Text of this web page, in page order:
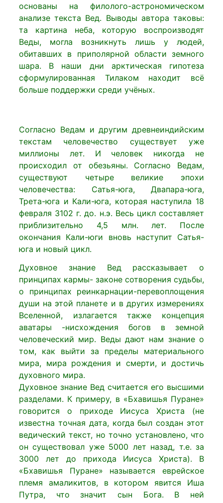
основаны на филолого-астрономическом
анализе текста Вед. Выводы автора таковы:
та картина неба, которую воспроизводят
Веды, могла возникнуть лишь у людей,
обитавших в приполярной области земного
шара. В наши дни арктическая гипотеза
сформулированная Тилаком находит всё
больше поддержки среди учёных.
Согласно Ведам и другим древнеиндийским
текстам человечество существует уже
миллионы лет. И человек никогда не
происходил от обезьяны. Согласно Ведам,
существуют четыре великие эпохи
человечества: Сатья-юга, Двапара-юга,
Трета-юга и Кали-юга, которая наступила 18
февраля 3102 г. до. н.э. Весь цикл составляет
приблизительно 4,5 млн. лет. После
окончания Кали-юги вновь наступит Сатья-
юга и новый цикл.
Духовное знание Вед рассказывает о
принципах кармы- законе сотворения судьбы,
о принципах реинкарнации-перевоплощения
души на этой планете и в других измерениях
Вселенной, излагается также концепция
аватары -нисхождения богов в земной
человеческий мир. Веды дают нам знание о
том, как выйти за пределы материального
мира, мира рождения и смерти, и достичь
духовного мира.
Духовное знание Вед считается его высшими
разделами. К примеру, в «Бхавишья Пуране»
говорится о приходе Иисуса Христа (не
известна точная дата, когда был создан этот
ведический текст, но точно установлено, что
он существовал уже 5000 лет назад, т.е. за
3000 лет до прихода Иисуса Христа). В
«Бхавишья Пуране» называется еврейское
племя амаликитов, в котором явится Иша
Путра, что значит сын Бога. В ней